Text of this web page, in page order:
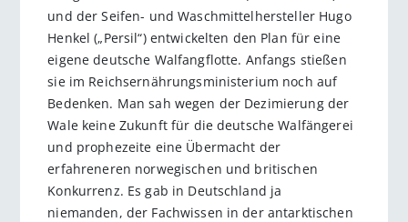
und der Seifen- und Waschmittelhersteller Hugo
Henkel („Persil“) entwickelten den Plan für eine
eigene deutsche Walfangflotte. Anfangs stießen
sie im Reichsernährungsministerium noch auf
Bedenken. Man sah wegen der Dezimierung der
Wale keine Zukunft für die deutsche Walfängerei
und prophezeite eine Übermacht der
erfahreneren norwegischen und britischen
Konkurrenz. Es gab in Deutschland ja
niemanden, der Fachwissen in der antarktischen